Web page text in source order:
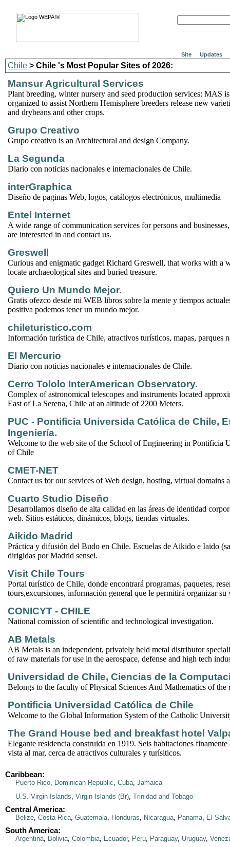
Site Updates
Chile > Chile 's Most Popular Sites of 2026:
Mansur Agricultural Services
Plant breeding, winter nursery and seed production services: MAS
organized to assist Northern Hemisphere breeders release new
and drybeans and other crops.
Grupo Creativo
Grupo creativo is an Architectural and design Company.
La Segunda
Diario con noticias nacionales e internacionales de Chile.
interGraphica
Diseño de paginas Web, logos, catálogos electrónicos, multimedia
Entel Internet
A wide range of communication services for persons and
are interesrted in and contact us.
Greswell
Curious and enigmatic gadget Richard Greswell, that works with a
locate archaeological sites and buried treasure.
Quiero Un Mundo Mejor.
Gratis ofezco desde mi WEB libros sobre la mente y tiempos
positiva podemos tener un mundo mejor.
chileturistico.com
Información turística de Chile, atractivos turísticos, mapas, parques
El Mercurio
Diario con noticias nacionales e internacionales de Chile.
Cerro Tololo InterAmerican Observatory.
Complex of astronomical telescopes and instruments located
East of La Serena, Chile at an altitude of 2200 Meters.
PUC - Pontificia Universida Católica de Chile,
Ingeniería.
Welcome to the web site of the School of Engineering in Pontificia
of Chile
CMET-NET
Contact us for our services of Web design, hosting, virtual domains
Cuarto Studio Diseño
Desarrollamos diseño de alta calidad en las áreas de identidad
web. Sitios estáticos, dinámicos, blogs, tiendas virtuales.
Aikido Madrid
Práctica y difusión del Budo en Chile. Escuelas de Aikido e Iaido
dirigidas por Madrid sensei.
Visit Chile Tours
Portal turístico de Chile, donde encontrará programas, paquetes,
tours,excursiones, información general que le permitirá organizar su
CONICYT - CHILE
National comission of scientific and technological investigation.
AB Metals
AB Metals is an independent, privately held metal distributor
of raw materials for use in the aerospace, defense and high tech
Universidad de Chile, Ciencias de la
Belongs to the faculty of Physical Sciences And Mathematics of
Pontificia Universidad Católica de Chile
Welcome to the Global Information System of the Catholic
The Grand House bed and breakfast hotel
Elegante residencia construida en 1919. Seis habitaciones finamente
vista al mar, cerca de atractivos culturales y turísiticos.
Caribbean:
Puerto Rico, Dominican Republic, Cuba, Jamaica
U.S. Virgin Islands, Virgin Islands (Br), Trinidad and Tobago
Central America:
Belize, Costa Rica, Guatemala, Honduras, Nicaragua, Panama, El
South America:
Argentina, Bolivia, Colombia, Ecuador, Perú, Paraguay, Uruguay,